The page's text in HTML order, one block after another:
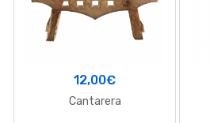
12,00€
Cantarera